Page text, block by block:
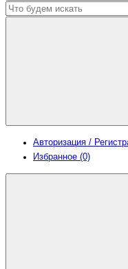
Авторизация /
Избранное (0)